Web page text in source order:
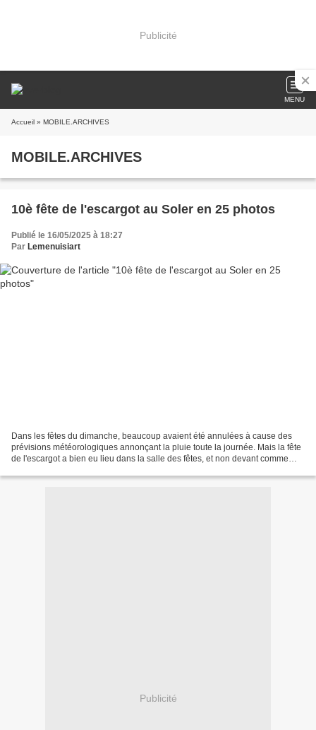
Publicité
MENU
Accueil » MOBILE.ARCHIVES
MOBILE.ARCHIVES
10è fête de l'escargot au Soler en 25 photos
Publié le 16/05/2025 à 18:27
Par Lemenuisiart
Dans les fêtes du dimanche, beaucoup avaient été annulées à cause des
prévisions météorologiques annonçant la pluie toute la journée. Mais la fête
de l'escargot a bien eu lieu dans la salle des fêtes, et non devant comme
Publicité